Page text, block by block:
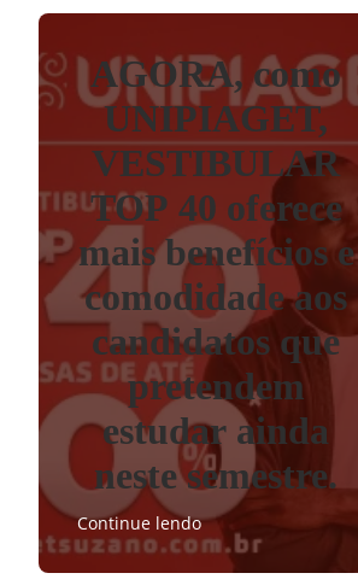
AGORA, como
UNIPIAGET,
VESTIBULAR
TOP 40 oferece
mais benefícios e
comodidade aos
candidatos que
pretendem
estudar ainda
neste semestre.
Continue lendo